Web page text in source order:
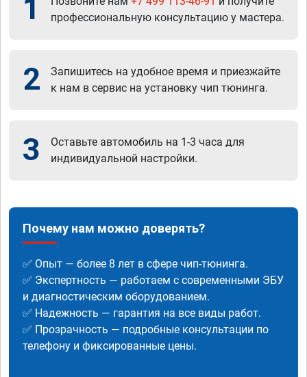
1
профессиональную консультацию у мастера.
2
Запишитесь на удобное время и приезжайте
к нам в сервис на установку чип тюнинга.
3
Оставьте автомобиль на 1-3 часа для
индивидуальной настройки.
Почему нам можно доверять?
✅ Опыт — более 8 лет в сфере чип-тюнинга.
✅ Экспертность — работаем с современными ЭБУ
и диагностическим оборудованием.
✅ Надежность — гарантия на все виды работ.
✅ Прозрачность — подробные консультации по
телефону и фиксированные цены.